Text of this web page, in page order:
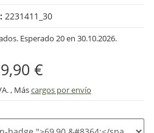
2231411_30
Esperado 20 en 30.10.2026.
€
, Máscargos por envío